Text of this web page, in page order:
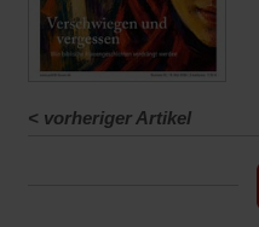
< vorheriger Artikel